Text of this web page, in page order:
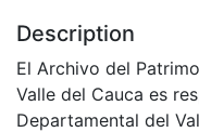
Description
El Archivo del
Valle del Cauca es
Departamental del